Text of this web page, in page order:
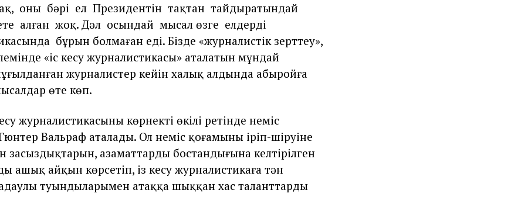
оның бәрі ел Президентін тақтан тайдыратындай
алған жоқ. Дәл осындай мысал өзге елдердің
бұрын болмаған еді. Бізде «журналистік зерттеу»,
«іс кесу журналистикасы» аталатын мұндай
журналистер кейін халық алдында абыройға
өте көп.
журналистикасының көрнекті өкілі ретінде неміс
Вальраф аталады. Ол неміс қоғамының іріп-шіруіне
заңсыздықтарын, азаматтардың бостандығына келтірілген
ашық айқын көрсетіп, із кесу журналистикаға тән
туындыларымен атаққа шыққан хас таланттардың